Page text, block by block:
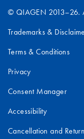
© QIAGEN 2013–26.
Trademarks &
Terms & Conditions
Privacy
Consent Manager
Accessibility
Cancellation and